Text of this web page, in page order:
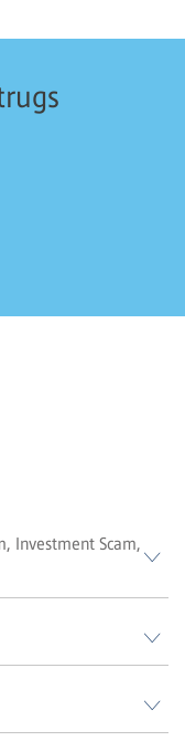
Investment Scam,